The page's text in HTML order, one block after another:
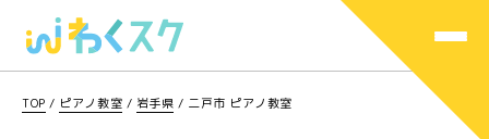
TOP / ピアノ教室 / 岩手県 / 二戸市 ピアノ教室